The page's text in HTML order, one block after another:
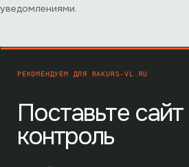
уведомлениями.
РЕКОМЕНДУЕМ ДЛЯ RAKURS-VL.RU
Поставьте
контроль